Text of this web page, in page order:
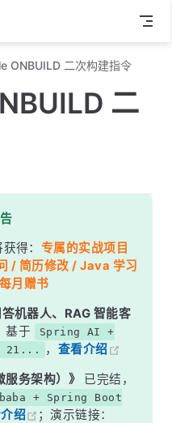
ONBUILD 二次构建指令
二
得： 专属的实战项目
/ 简历修改 / Java 学习
月赠书
机器人、RAG 智能客
基于
Spring AI +
21...
， 查看介绍
服务架构）》
已完结，
+ Spring Boot
绍
；演示链接：